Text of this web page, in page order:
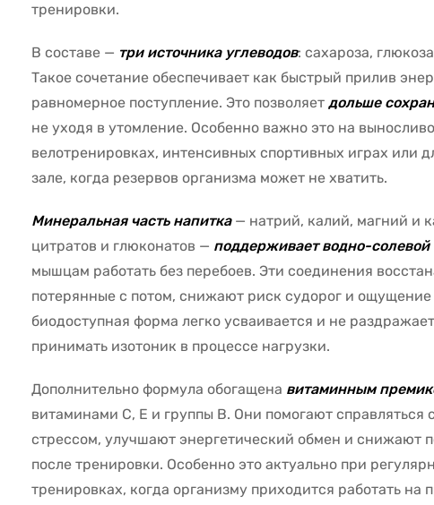
тренировки.
В составе — три источника углеводов: сахароза,
Такое сочетание обеспечивает как быстрый прилив
равномерное поступление. Это позволяет дольше
не уходя в утомление. Особенно важно это на
велотренировках, интенсивных спортивных играх или
зале, когда резервов организма может не хватить.
Минеральная часть напитка— натрий, калий, магний и
цитратов и глюконатов — поддерживает водно-солевой
мышцам работать без перебоев. Эти соединения
потерянные с потом, снижают риск судорог и
биодоступная форма легко усваивается и не
принимать изотоник в процессе нагрузки.
Дополнительно формула обогащена витаминным
витаминами C, E и группы B. Они помогают справляться
стрессом, улучшают энергетический обмен и снижают
после тренировки. Особенно это актуально при
тренировках, когда организму приходится работать на